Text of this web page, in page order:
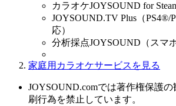
カラオケJOYSOUND for
JOYSOUND.TV Plus（PS4®/
応）
分析採点JOYSOUND（スマ
家庭用カラオケサービスを見る
JOYSOUND.comでは著作権保護
刷行為を禁止しています。